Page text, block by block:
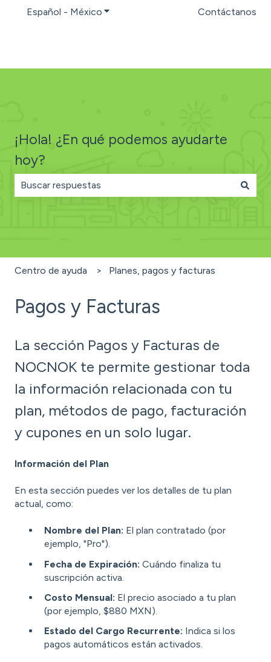
Español - México Traducciones de Mostrar submenú
Contáctanos
¡Hola! ¿En qué podemos ayudarte
hoy?
Centro de ayuda Planes, pagos y facturas
Pagos y Facturas
La sección Pagos y Facturas de
NOCNOK te permite gestionar toda
la información relacionada con tu
plan, métodos de pago, facturación
y cupones en un solo lugar.
Información del Plan
En esta sección puedes ver los detalles de tu plan
actual, como:
Nombre del Plan: El plan contratado (por
ejemplo, "Pro").
Fecha de Expiración: Cuándo finaliza tu
suscripción activa.
Costo Mensual: El precio asociado a tu plan
(por ejemplo, $880 MXN).
Estado del Cargo Recurrente: Indica si los
pagos automáticos están activados.